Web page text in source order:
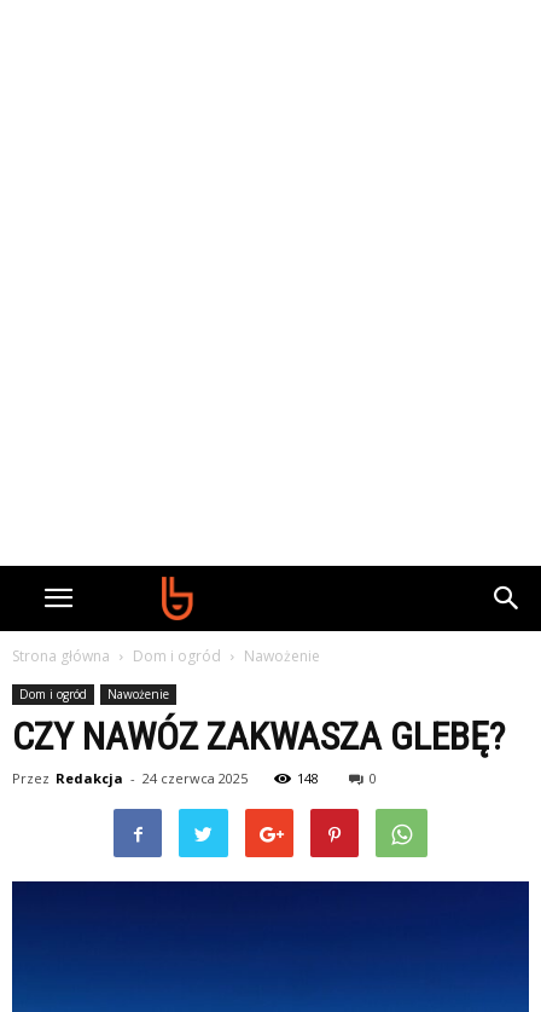
Strona główna Dom i ogród Nawożenie
Dom i ogród Nawożenie
CZY NAWÓZ ZAKWASZA GLEBĘ?
Przez Redakcja - 24 czerwca 2025 148 0